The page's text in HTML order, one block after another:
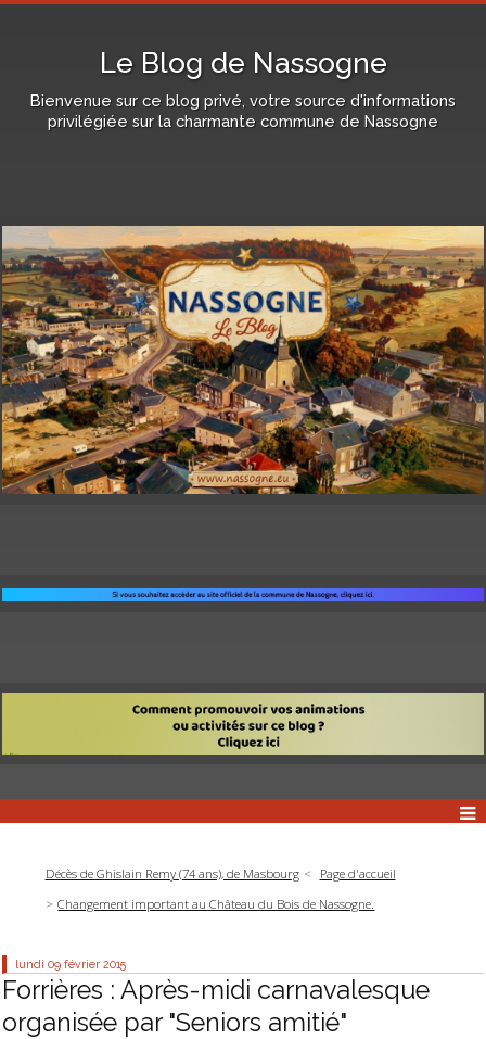
Le Blog de Nassogne
Bienvenue sur ce blog privé, votre source d'informations
privilégiée sur la charmante commune de Nassogne
Décès de Ghislain Remy (74 ans), de Masbourg
Page d'accueil
Changement important au Château du Bois de Nassogne.
lundi 09 février 2015
Forrières : Après-midi carnavalesque
organisée par "Seniors amitié"